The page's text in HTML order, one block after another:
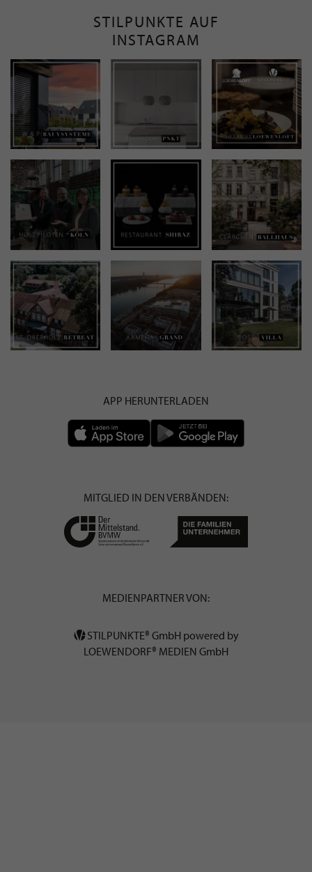
STILPUNKTE AUF
INSTAGRAM
APP HERUNTERLADEN
MITGLIED IN DEN VERBÄNDEN:
MEDIENPARTNER VON:
STILPUNKTE® GmbH powered by
LOEWENDORF® MEDIEN GmbH